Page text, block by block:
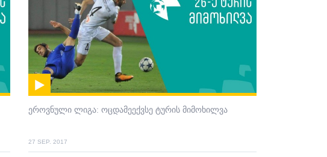
ეროვნული ლიგა: ოცდამეექვსე ტურის მიმოხილვა
27 SEP. 2017